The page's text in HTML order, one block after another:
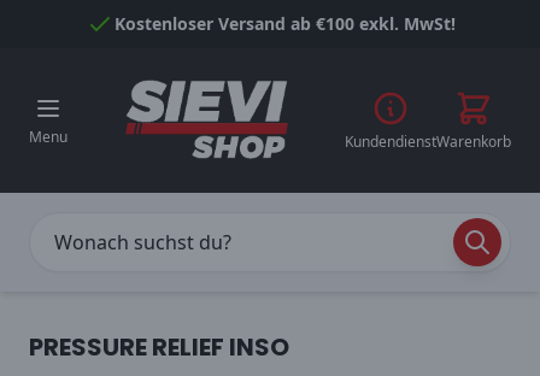
Skip to ContentKostenloser Versand ab €100 exkl. MwSt!
Menu KundendienstWarenkorb
PRESSURE RELIEF INSO